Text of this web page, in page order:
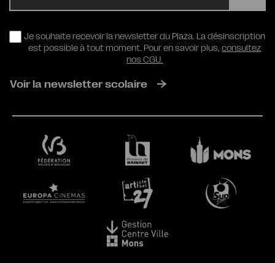
RGPD
Je souhaite recevoir la newsletter du Plaza. La désinscription
est possible à tout moment. Pour en savoir plus,consultez
nos CGU.
Voir la newsletter scolaire